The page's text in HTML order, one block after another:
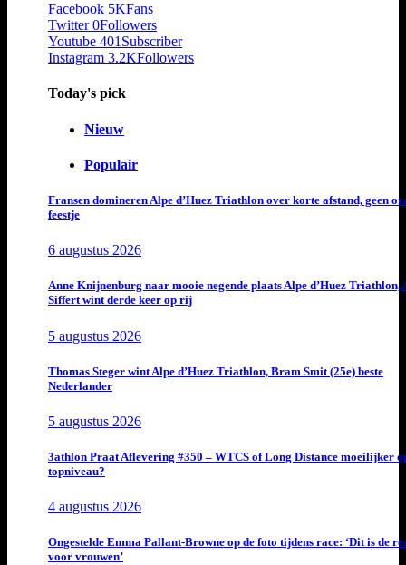
Facebook 5KFans
Twitter 0Followers
Youtube 401 Subscriber
Instagram 3.2KFollowers
Today's pick
Nieuw
Populair
Fransen domineren Alpe d’Huez Triathlon over korte afstand, geen
feestje
6 augustus 2026
Anne Knijnenburg naar mooie negende plaats Alpe d’Huez Triathlon,
Siffert wint derde keer op rij
5 augustus 2026
Thomas Steger wint Alpe d’Huez Triathlon, Bram Smit (25e) beste
Nederlander
5 augustus 2026
3athlon Praat Aflevering #350 – WTCS of Long Distance moeilijker
topniveau?
4 augustus 2026
Ongestelde Emma Pallant-Browne op de foto tijdens race: ‘Dit is de
voor vrouwen’